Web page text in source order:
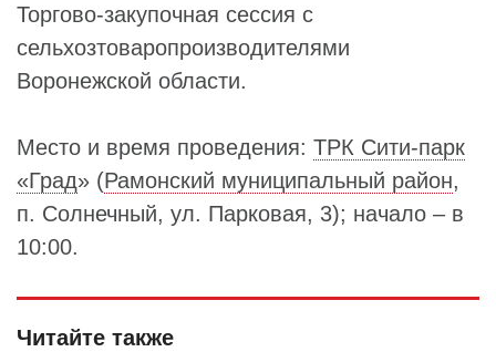
Торгово-закупочная сессия с
сельхозтоваропроизводителями
Воронежской области.
Место и время проведения: ТРК Сити-парк
«Град» (Рамонский муниципальный район,
п. Солнечный, ул. Парковая, 3); начало – в
10:00.
Читайте также